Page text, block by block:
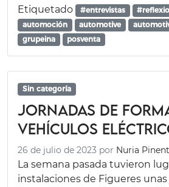
Etiquetado
#entrevistas
automoción
automotive
grupeina
posventa
Sin categoría
Jornadas de
Vehículos
26 de julio de 2023 por Nuria Pinent
La semana pasada tuvieron
instalaciones de Figueres